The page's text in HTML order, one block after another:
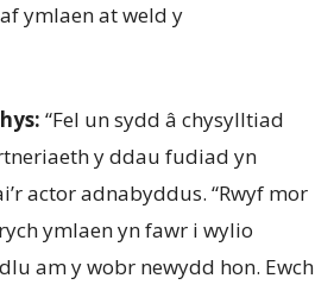
ymlaen at weld y
“Fel un sydd â chysylltiad
y ddau fudiad yn
actor adnabyddus. “Rwyf mor
ymlaen yn fawr i wylio
am y wobr newydd hon. Ewch